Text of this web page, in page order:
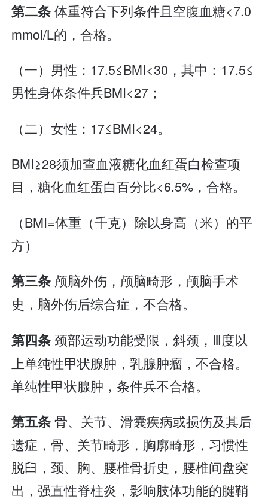
第二条体重符合下列条件且空腹血糖<7.0
mmol/L的，合格。
（一）男性：17.5≤BMI<30，其中：17.5≤
男性身体条件兵BMI<27；
（二）女性：17≤BMI<24。
BMI≥28须加查血液糖化血红蛋白检查项
目，糖化血红蛋白百分比<6.5%，合格。
（BMI=体重（千克）除以身高（米）的平
方）
第三条 颅脑外伤，颅脑畸形，颅脑手术
史，脑外伤后综合症，不合格。
第四条颈部运动功能受限，斜颈，Ⅲ度以
上单纯性甲状腺肿，乳腺肿瘤，不合格。
单纯性甲状腺肿，条件兵不合格。
第五条骨、关节、滑囊疾病或损伤及其后
遗症，骨、关节畸形，胸廓畸形，习惯性
脱臼，颈、胸、腰椎骨折史，腰椎间盘突
出，强直性脊柱炎，影响肢体功能的腱鞘